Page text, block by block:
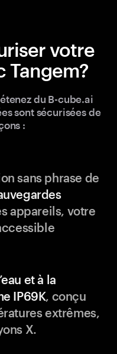
votre
Tangem?
du B-cube.ai
sont sécurisées de
:
sans phrase de
appareils, votre
et à la
IP69K, conçu
extrêmes,
X.